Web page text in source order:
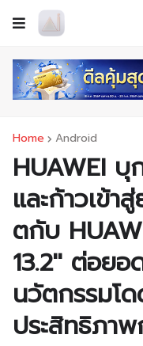
Home Android
HUAWEI บุ
และก้าวเข้า
ตกับ
13.2'' ต่อย
นวัตกรรมโ
ประสิทธิภาพ